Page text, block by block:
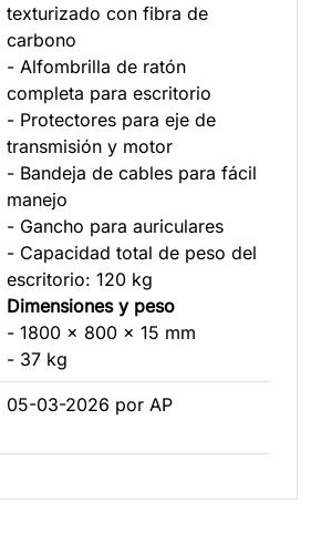
texturizado con fibra de
carbono
- Alfombrilla de ratón
completa para escritorio
- Protectores para eje de
transmisión y motor
- Bandeja de cables para fácil
manejo
- Gancho para auriculares
- Capacidad total de peso del
escritorio: 120 kg
Dimensiones y peso
- 1800 x 800 x 15 mm
- 37 kg
05-03-2026 por AP